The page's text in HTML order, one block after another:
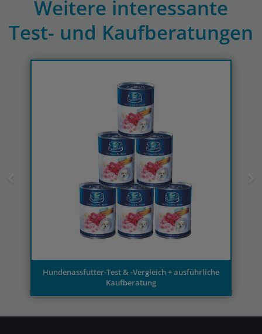
Weitere interessante
Test- und Kaufberatungen
Hundenassfutter-Test & -Vergleich + ausführliche
Kaufberatung
Previous